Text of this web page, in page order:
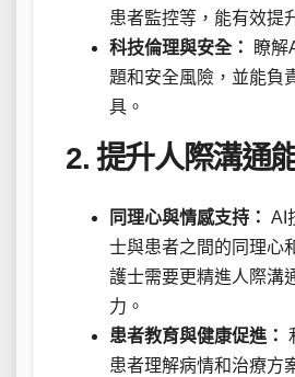
患者監控等，能有效提
科技倫理與安全：
瞭解
題和安全風險，並能負
具。
2. 提升人際溝通
同理心與情感支持： AI
士與患者之間的同理心
護士需要更精進人際溝
力。
患者教育與健康促進：
患者理解病情和治療方